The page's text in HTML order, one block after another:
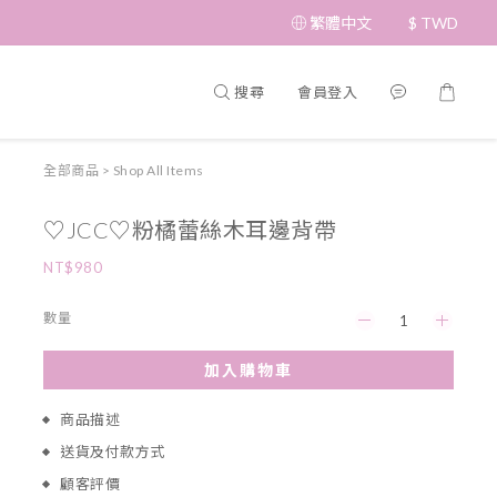
繁體中文 $ TWD
搜尋 會員登入
全部商品 > Shop All Items
♡JCC♡粉橘蕾絲木耳邊背帶
NT$980
數量
加入購物車
商品描述
送貨及付款方式
顧客評價